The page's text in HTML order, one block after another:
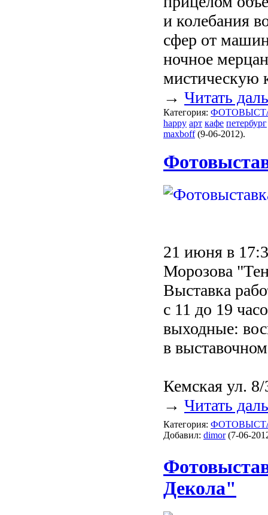
и колебания
сфер от
ночное
мистическую
→ Читать
Категория:
happy арт кафе петербург
maxboff(9-06-2012).
21 июня в
Морозова
Выставка
с 11 до 19
выходные:
в
Кемская ул.
→ Читать
Категория:
Добавил: dimor(7-06-
Декола"